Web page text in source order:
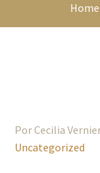
Home
Por Cecilia
Uncategorized